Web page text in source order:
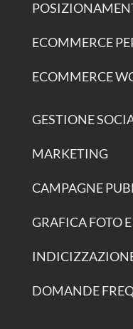
ECOMMERCE
ECOMMERCE
GESTIONE
MARKETING
CAMPAGNE
GRAFICA FOTO
DOMANDE